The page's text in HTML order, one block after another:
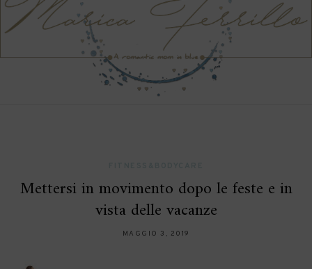
Mettersi in movimento dopo le feste e in
vista delle vacanze
MAGGIO 3, 2019